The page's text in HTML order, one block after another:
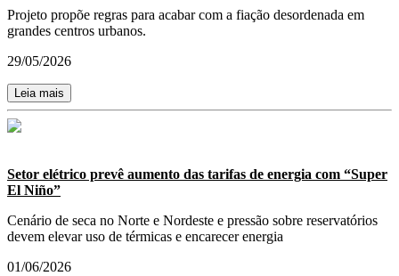
Projeto propõe regras para acabar com a fiação desordenada em
grandes centros urbanos.
29/05/2026
Leia mais
Setor elétrico prevê aumento das tarifas de energia com “Super
El Niño”
Cenário de seca no Norte e Nordeste e pressão sobre reservatórios
devem elevar uso de térmicas e encarecer energia
01/06/2026